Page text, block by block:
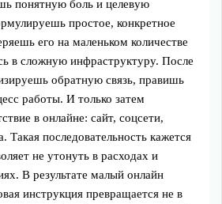
понятную боль и целевую
простое, конкретное
его на маленьком количестве
в сложную инфраструктуру. После
обратную связь, правишь
работы. И только затем
в онлайне: сайт, соцсети,
Такая последовательность кажется
не утонуть в расходах и
В результате малый онлайн
инструкция превращается не в